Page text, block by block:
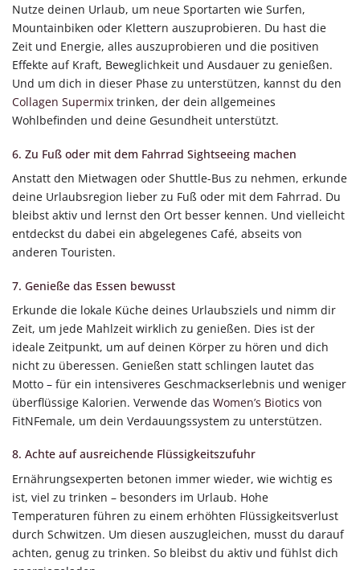
Nutze deinen Urlaub, um neue Sportarten wie Surfen,
Mountainbiken oder Klettern auszuprobieren. Du hast die
Zeit und Energie, alles auszuprobieren und die positiven
Effekte auf Kraft, Beweglichkeit und Ausdauer zu genießen.
Und um dich in dieser Phase zu unterstützen, kannst du den
Collagen Supermix trinken, der dein allgemeines
Wohlbefinden und deine Gesundheit unterstützt.
6. Zu Fuß oder mit dem Fahrrad Sightseeing machen
Anstatt den Mietwagen oder Shuttle-Bus zu nehmen, erkunde
deine Urlaubsregion lieber zu Fuß oder mit dem Fahrrad. Du
bleibst aktiv und lernst den Ort besser kennen. Und vielleicht
entdeckst du dabei ein abgelegenes Café, abseits von
anderen Touristen.
7. Genieße das Essen bewusst
Erkunde die lokale Küche deines Urlaubsziels und nimm dir
Zeit, um jede Mahlzeit wirklich zu genießen. Dies ist der
ideale Zeitpunkt, um auf deinen Körper zu hören und dich
nicht zu überessen. Genießen statt schlingen lautet das
Motto – für ein intensiveres Geschmackserlebnis und weniger
überflüssige Kalorien. Verwende das Women’s Biotics von
FitNFemale, um dein Verdauungssystem zu unterstützen.
8. Achte auf ausreichende Flüssigkeitszufuhr
Ernährungsexperten betonen immer wieder, wie wichtig es
ist, viel zu trinken – besonders im Urlaub. Hohe
Temperaturen führen zu einem erhöhten Flüssigkeitsverlust
durch Schwitzen. Um diesen auszugleichen, musst du darauf
achten, genug zu trinken. So bleibst du aktiv und fühlst dich